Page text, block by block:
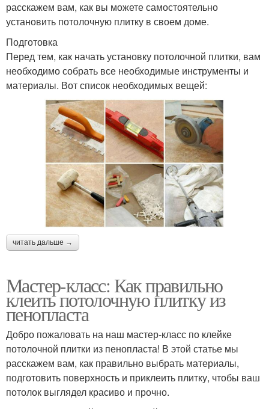
расскажем вам, как вы можете самостоятельно
установить потолочную плитку в своем доме.
Подготовка
Перед тем, как начать установку потолочной плитки, вам
необходимо собрать все необходимые инструменты и
материалы. Вот список необходимых вещей:
читать дальше →
Мастер-класс: Как правильно
клеить потолочную плитку из
пенопласта
Добро пожаловать на наш мастер-класс по клейке
потолочной плитки из пенопласта! В этой статье мы
расскажем вам, как правильно выбрать материалы,
подготовить поверхность и приклеить плитку, чтобы ваш
потолок выглядел красиво и прочно.